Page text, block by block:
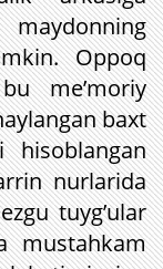
Oppoq
me’moriy
baxt
nurlarida
tuyg’ular
mustahkam